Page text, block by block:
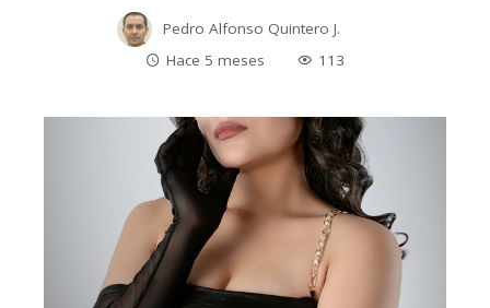
Pedro Alfonso Quintero J.
Hace 5 meses
113